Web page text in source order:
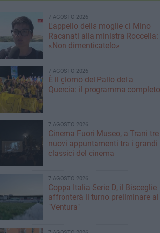
7 AGOSTO 2026
L'appello della moglie di Mino
Racanati alla ministra Roccella:
«Non dimenticatelo»
7 AGOSTO 2026
È il giorno del Palio della
Quercia: il programma completo
7 AGOSTO 2026
Cinema Fuori Museo, a Trani tre
nuovi appuntamenti tra i grandi
classici del cinema
7 AGOSTO 2026
Coppa Italia Serie D, il Bisceglie
affronterà il turno preliminare al
"Ventura"